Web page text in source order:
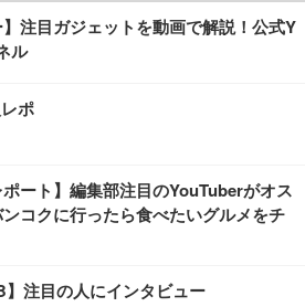
】注目ガジェットを動画で解説！公式Y
ル
ポ
ポート】編集部注目のYouTuberがオス
コクに行ったら食べたいグルメをチ
】注目の人にインタビュー